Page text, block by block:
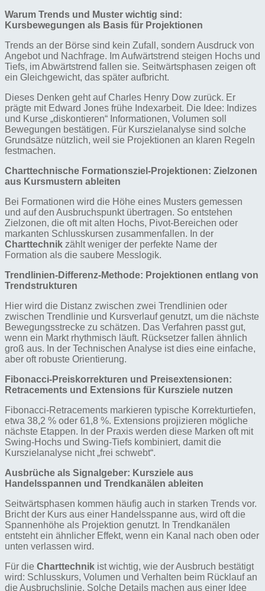
Warum Trends und Muster wichtig sind:
Kursbewegungen als Basis für Projektionen
Trends an der Börse sind kein Zufall, sondern Ausdruck von
Angebot und Nachfrage. Im Aufwärtstrend steigen Hochs und
Tiefs, im Abwärtstrend fallen sie. Seitwärtsphasen zeigen oft
ein Gleichgewicht, das später aufbricht.
Dieses Denken geht auf Charles Henry Dow zurück. Er
prägte mit Edward Jones frühe Indexarbeit. Die Idee: Indizes
und Kurse „diskontieren“ Informationen, Volumen soll
Bewegungen bestätigen. Für Kurszielanalyse sind solche
Grundsätze nützlich, weil sie Projektionen an klaren Regeln
festmachen.
Charttechnische Formationsziel-Projektionen: Zielzonen
aus Kursmustern ableiten
Bei Formationen wird die Höhe eines Musters gemessen
und auf den Ausbruchspunkt übertragen. So entstehen
Zielzonen, die oft mit alten Hochs, Pivot-Bereichen oder
markanten Schlusskursen zusammenfallen. In der
Charttechnik zählt weniger der perfekte Name der
Formation als die saubere Messlogik.
Trendlinien-Differenz-Methode: Projektionen entlang von
Trendstrukturen
Hier wird die Distanz zwischen zwei Trendlinien oder
zwischen Trendlinie und Kursverlauf genutzt, um die nächste
Bewegungsstrecke zu schätzen. Das Verfahren passt gut,
wenn ein Markt rhythmisch läuft. Rücksetzer fallen ähnlich
groß aus. In der Technischen Analyse ist dies eine einfache,
aber oft robuste Orientierung.
Fibonacci-Preiskorrekturen und Preisextensionen:
Retracements und Extensions für Kursziele nutzen
Fibonacci-Retracements markieren typische Korrekturtiefen,
etwa 38,2 % oder 61,8 %. Extensions projizieren mögliche
nächste Etappen. In der Praxis werden diese Marken oft mit
Swing-Hochs und Swing-Tiefs kombiniert, damit die
Kurszielanalyse nicht „frei schwebt“.
Ausbrüche als Signalgeber: Kursziele aus
Handelsspannen und Trendkanälen ableiten
Seitwärtsphasen kommen häufig auch in starken Trends vor.
Bricht der Kurs aus einer Handelsspanne aus, wird oft die
Spannenhöhe als Projektion genutzt. In Trendkanälen
entsteht ein ähnlicher Effekt, wenn ein Kanal nach oben oder
unten verlassen wird.
Für die Charttechnik ist wichtig, wie der Ausbruch bestätigt
wird: Schlusskurs, Volumen und Verhalten beim Rücklauf an
die Ausbruchslinie. Solche Details machen aus einer Idee